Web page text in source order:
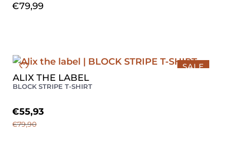
€79,99
ALIX THE LABEL
BLOCK STRIPE T-SHIRT
€79,90
€55,93
SALE